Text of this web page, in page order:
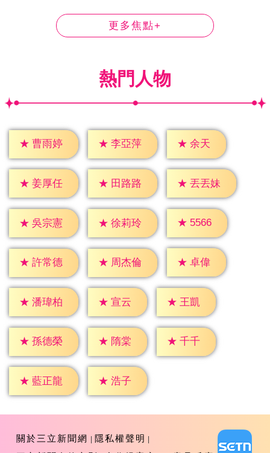
更多焦點+
熱門人物
★ 曹雨婷 ★ 李亞萍 ★ 余天
★ 姜厚任 ★ 田路路 ★ 丟丟妹
★ 吳宗憲 ★ 徐莉玲 ★ 5566
★ 許常德 ★ 周杰倫 ★ 卓偉
★ 潘瑋柏 ★ 宣云 ★ 王凱
★ 孫德榮 ★ 隋棠 ★ 千千
★ 藍正龍 ★ 浩子
關於三立新聞網
隱私權聲明